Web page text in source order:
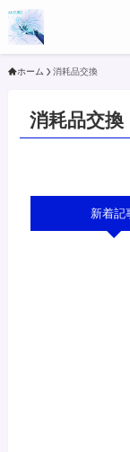
ホーム 消耗品交換
消耗品交換
新着記